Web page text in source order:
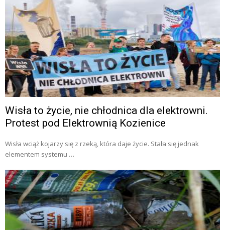
Wisła to życie, nie chłodnica dla elektrowni.
Protest pod Elektrownią Kozienice
Wisła wciąż kojarzy się z rzeką, która daje życie. Stała się jednak
elementem systemu …